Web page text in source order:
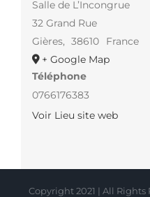
Salle de L’Incongrue
32 Grand Rue
Gières, 38610
France
+ Google Map
Téléphone
0766176383
Voir Lieu site web
Copyright 2021 | All Rights